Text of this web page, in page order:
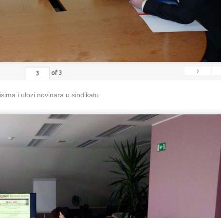
of 3 ›
i ulozi novinara u sindikatu